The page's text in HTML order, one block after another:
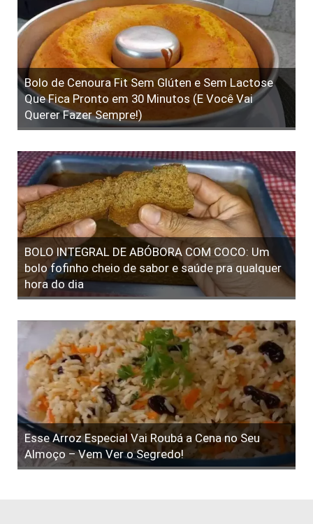
Bolo de Cenoura Fit Sem Glúten e Sem Lactose
Que Fica Pronto em 30 Minutos (E Você Vai
Querer Fazer Sempre!)
BOLO INTEGRAL DE ABÓBORA COM COCO: Um
bolo fofinho cheio de sabor e saúde pra qualquer
hora do dia
Esse Arroz Especial Vai Roubá a Cena no Seu
Almoço – Vem Ver o Segredo!